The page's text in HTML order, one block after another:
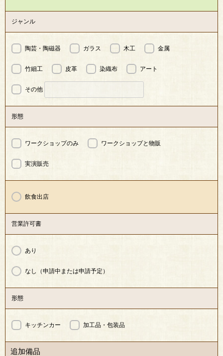
ジャンル
陶芸・陶磁器 ガラス 木工 金属
竹細工 皮革 染織布 アート
その他
形態
ワークショップのみ ワークショップと物販
実演販売
飲食出店
営業許可書
あり
なし（申請中または申請予定）
形態
キッチンカー 加工品・包装品
追加備品